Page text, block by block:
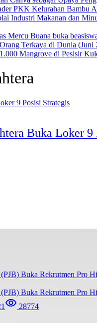
PKK Kelurahan Bambu
Terkaya di Dunia (Juni
Buka Loker 9
Buka Rekrutmen Pro
28774